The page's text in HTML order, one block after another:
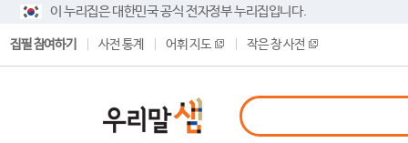
이 누리집은 대한민국 공식 전자정부 누리집입니다.
집필 참여하기 사전 통계 어휘 지도 작은 창 사전